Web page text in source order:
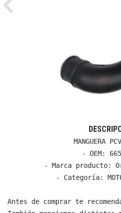
Previous
MANGUERA
- OEM:
- Marca producto:
- Categoría:
Antes de comprar te